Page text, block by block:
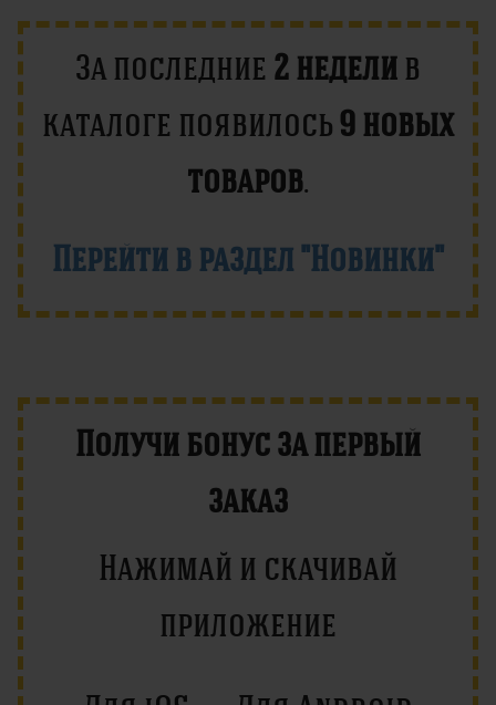
За последние 2 недели в
каталоге появилось 9 новых
товаров.
Перейти в раздел "Новинки"
Получи бонус за первый
заказ
Нажимай и скачивай
приложение